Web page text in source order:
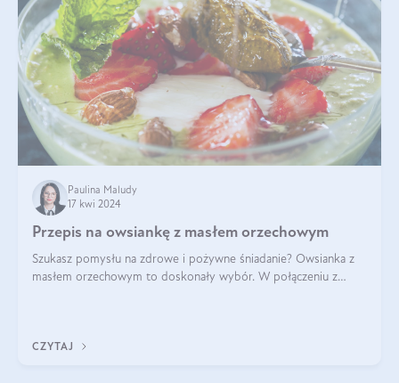
Paulina Maludy
17 kwi 2024
Przepis na owsiankę z masłem orzechowym
Szukasz pomysłu na zdrowe i pożywne śniadanie? Owsianka z
masłem orzechowym to doskonały wybór. W połączeniu z
CZYTAJ